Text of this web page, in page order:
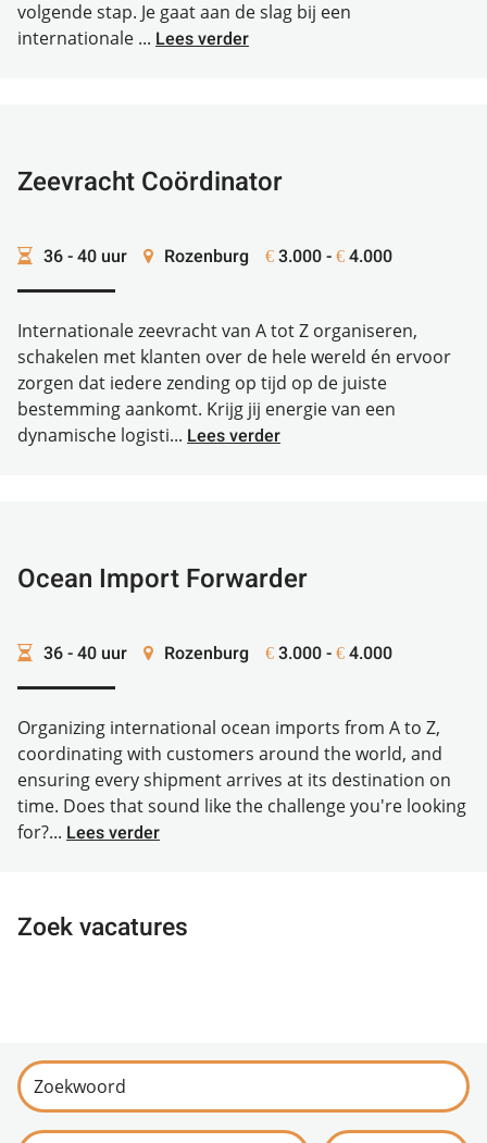
volgende stap. Je gaat aan de slag bij een
internationale ... Lees verder
Zeevracht Coördinator
36 - 40 uur Rozenburg € 3.000 - € 4.000
Internationale zeevracht van A tot Z organiseren,
schakelen met klanten over de hele wereld én ervoor
zorgen dat iedere zending op tijd op de juiste
bestemming aankomt. Krijg jij energie van een
dynamische logisti... Lees verder
Ocean Import Forwarder
36 - 40 uur Rozenburg € 3.000 - € 4.000
Organizing international ocean imports from A to Z,
coordinating with customers around the world, and
ensuring every shipment arrives at its destination on
time. Does that sound like the challenge you're looking
for?... Lees verder
Zoek vacatures